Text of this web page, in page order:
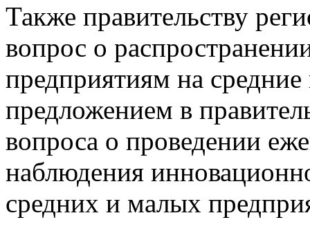
Также правительству
вопрос о
предприятиям на
предложением в
вопроса о проведении
наблюдения
средних и малых